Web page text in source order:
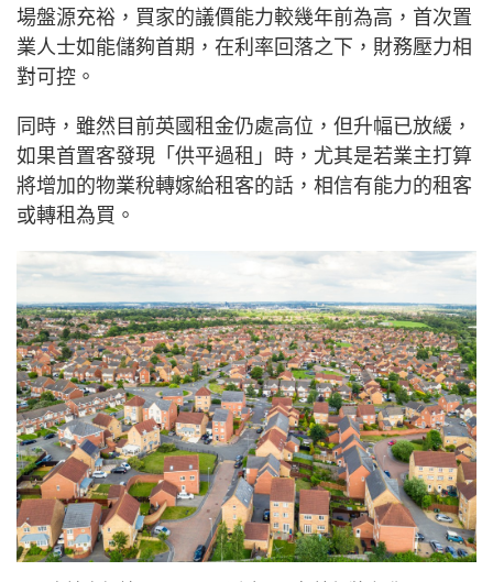
場盤源充裕，買家的議價能力較幾年前為高，首次置
業人士如能儲夠首期，在利率回落之下，財務壓力相
對可控。
同時，雖然目前英國租金仍處高位，但升幅已放緩，
如果首置客發現「供平過租」時，尤其是若業主打算
將增加的物業稅轉嫁給租客的話，相信有能力的租客
或轉租為買。